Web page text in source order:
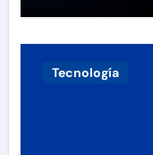
Tecnología